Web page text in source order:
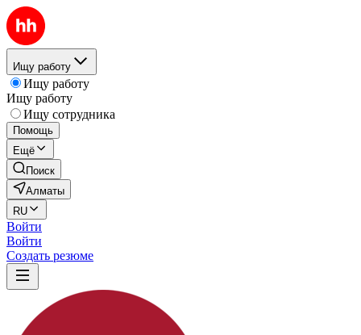
Ищу работу
Ищу работу
Ищу работу
Ищу сотрудника
Помощь
Ещё
Поиск
Алматы
RU
Войти
Войти
Создать резюме